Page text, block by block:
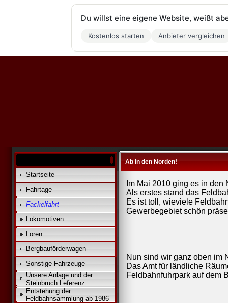
Startseite
Fahrtage
Fackelfahrt
Lokomotiven
Loren
Bergbauförderwagen
Sonstige Fahrzeuge
Unsere Anlage und der
Steinbruch Leferenz
Entstehung der
Feldbahnsammlung ab 1986
Ab in den Norden!
Im Mai 2010 ging es in den
Als erstes stand das
Es ist toll, wieviele
Gewerbegebiet schön
Nun sind wir ganz oben im
Das Amt für ländliche
Feldbahnfuhrpark auf dem
Du willst eine eigene Website, weißt
Kostenlos starten Anbieter vergleichen